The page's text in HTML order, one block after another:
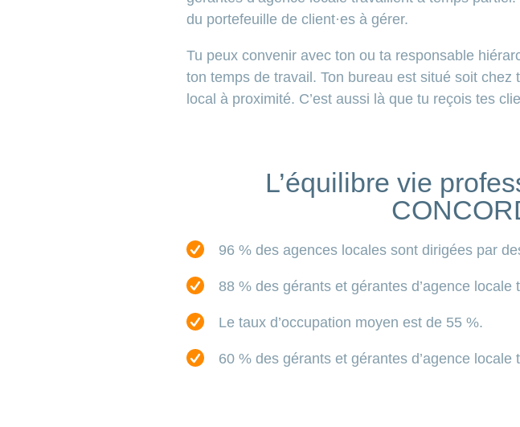
du portefeuille de client·es à gérer.
Tu peux convenir avec ton ou ta responsable
ton temps de travail. Ton bureau est situé soit
local à proximité. C’est aussi là que tu reçois tes
L’équilibre vie
96 % des agences locales sont dirigées par
88 % des gérants et gérantes d’agence
Le taux d’occupation moyen est de 55 %.
60 % des gérants et gérantes d’agence